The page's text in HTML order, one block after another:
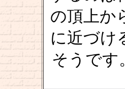
の頂上か
に近づけ
そうで